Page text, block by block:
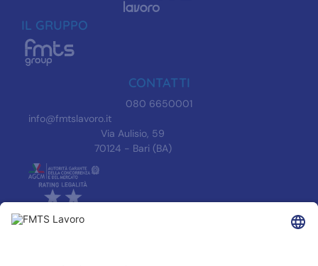
IL GRUPPO
CONTATTI
080 6650001
info@fmtslavoro.it
Via Aulisio, 59
70124 - Bari (BA)